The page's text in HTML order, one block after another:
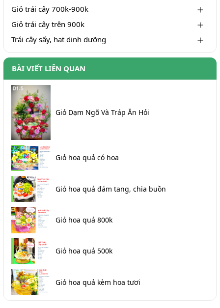
Giỏ trái cây 700k-900k
Giỏ trái cây trên 900k
Trái cây sấy, hạt dinh dưỡng
BÀI VIẾT LIÊN QUAN
Giỏ Dạm Ngõ Và Tráp Ăn Hỏi
Giỏ hoa quả có hoa
Giỏ hoa quả đám tang, chia buồn
Giỏ hoa quả 800k
Giỏ hoa quả 500k
Giỏ hoa quả kèm hoa tươi